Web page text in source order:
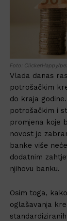
Foto: ClickerHappy/
Vlada danas
potrošačkim
do kraja
potrošačkim i
promjena koje
novost je
banke više
dodatnim
njihovu banku.
Osim toga,
oglašavanja